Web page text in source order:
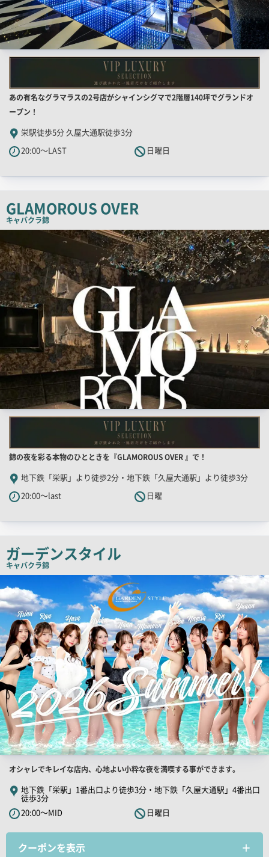
店
舗
PR
キ
ャ
ピ
ー
あの有名なグラマラスの2号店がシャインシグマで2階層140坪でグランドオ
ープン！
栄駅徒歩5分 久屋大通駅徒歩3分
20:00～LAST
日曜日
GLAMOROUS OVER
キャバクラ錦
検
索
結
果
一
覧
用
画
像
店
舗
PR
キ
コ
ピ
ー
錦の夜を彩る本物のひとときを『GLAMOROUS OVER 』で！
地下鉄「栄駅」より徒歩2分・地下鉄「久屋大通駅」より徒歩3分
20:00～last
日曜
ガーデンスタイル
キャバクラ錦
検
索
結
果
一
用
画
像
店
舗
PR
キ
オシャレでキレイな店内、心地よい小粋な夜を満喫する事ができます。
地下鉄「栄駅」1番出口より徒歩3分・地下鉄「久屋大通駅」4番出口
徒歩3分
20:00～MID
日曜日
クーポンを表示